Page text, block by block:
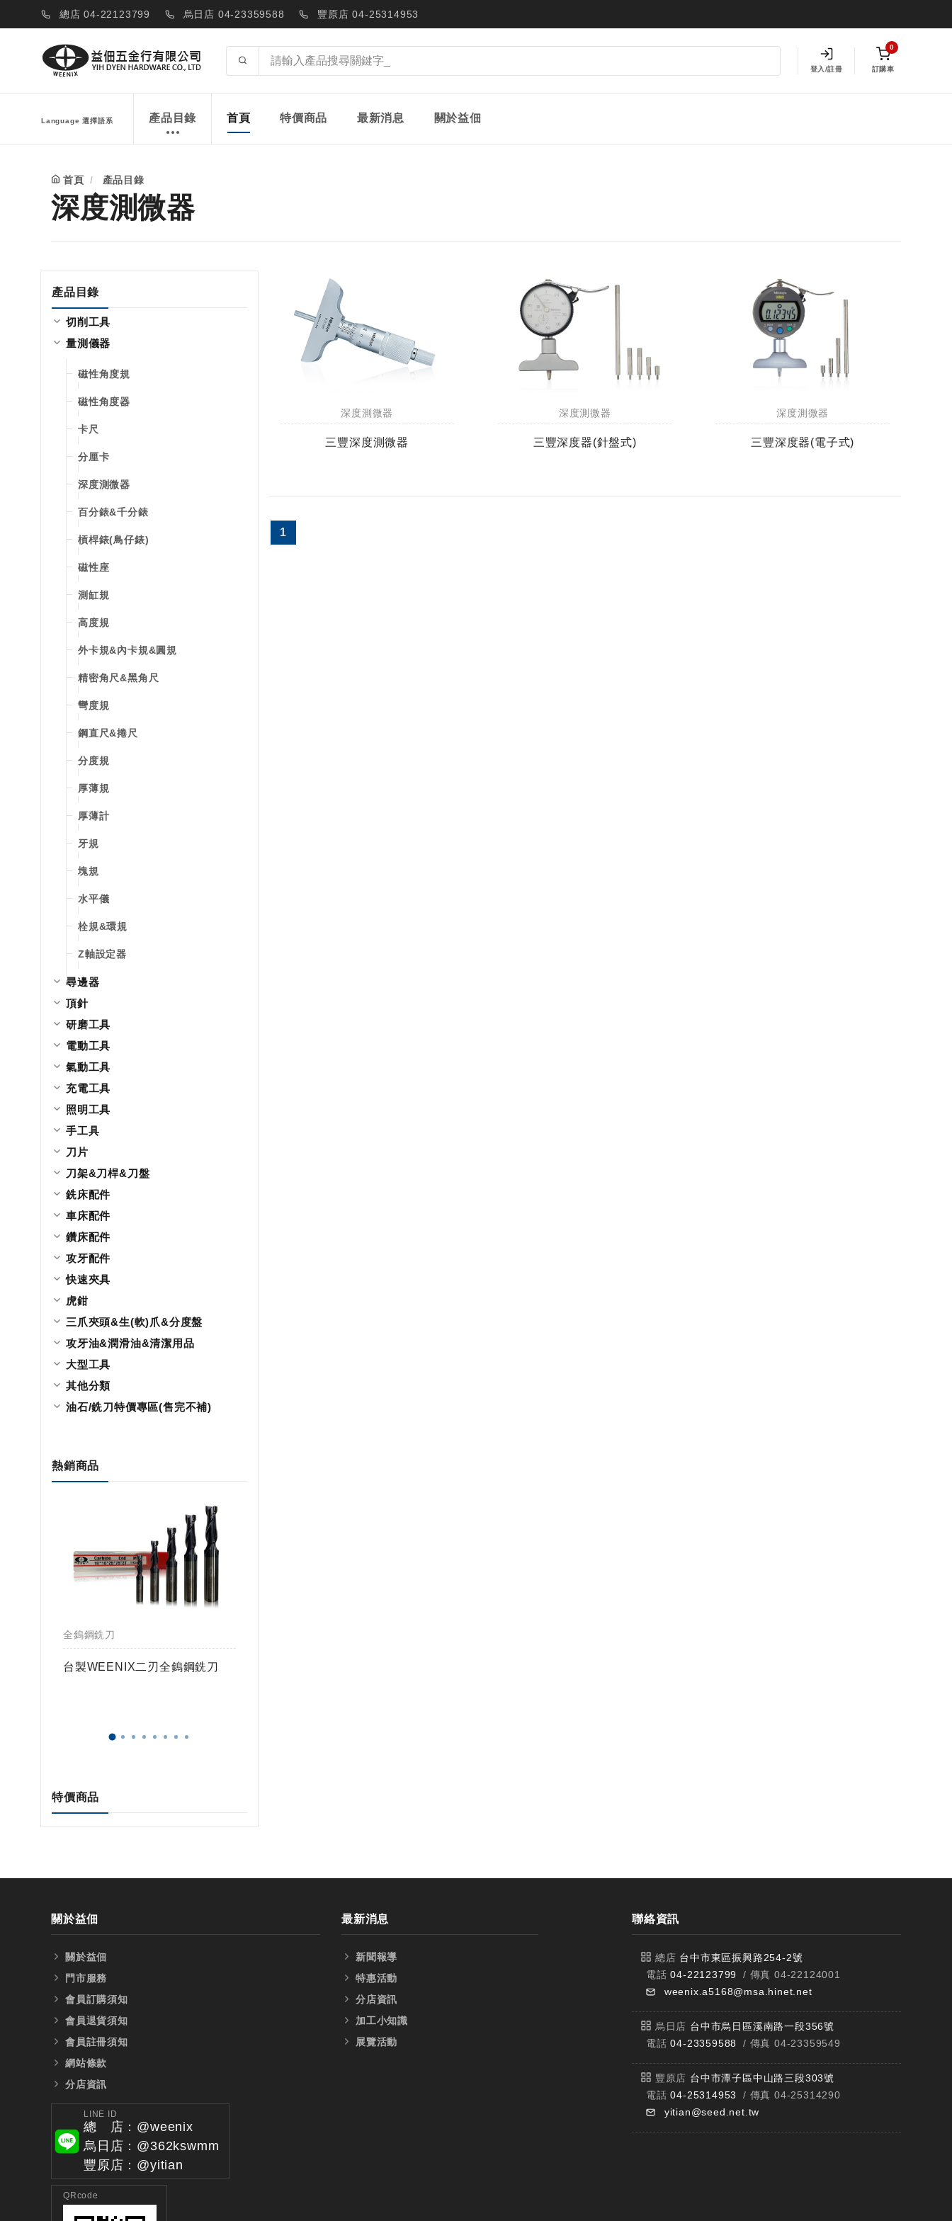
總店 04-22123799 烏日店 04-23359588 豐原店 04-25314953
登入/註冊
0
訂購車
Language 選擇語系 產品目錄 首頁 特價商品 最新消息 關於益佃
首頁 產品目錄
深度測微器
產品目錄
切削工具
量測儀器
磁性角度規
磁性角度器
卡尺
分厘卡
深度測微器
百分錶&千分錶
槓桿錶(鳥仔錶)
磁性座
測缸規
高度規
外卡規&內卡規&圓規
精密角尺&黑角尺
彎度規
鋼直尺&捲尺
分度規
厚薄規
厚薄計
牙規
塊規
水平儀
栓規&環規
Z軸設定器
尋邊器
頂針
研磨工具
電動工具
氣動工具
充電工具
照明工具
手工具
刀片
刀架&刀桿&刀盤
銑床配件
車床配件
鑽床配件
攻牙配件
快速夾具
虎鉗
三爪夾頭&生(軟)爪&分度盤
攻牙油&潤滑油&清潔用品
大型工具
其他分類
油石/銑刀特價專區(售完不補)
熱銷商品
全鎢鋼銑刀
台製WEENIX二刃全鎢鋼銑刀
特價商品
深度測微器
三豐深度測微器
深度測微器
三豐深度器(針盤式)
深度測微器
三豐深度器(電子式)
1
關於益佃
關於益佃
門市服務
會員訂購須知
會員退貨須知
會員註冊須知
網站條款
分店資訊
LINE ID
總 店：@weenix
烏日店：@362kswmm
豐原店：@yitian
QRcode
最新消息
新聞報導
特惠活動
分店資訊
加工小知識
展覽活動
聯絡資訊
總店 台中市東區振興路254-2號
電話04-22123799
/ 傳真 04-22124001
weenix.a5168@msa.hinet.net
烏日店 台中市烏日區溪南路一段356號
電話04-23359588 / 傳真 04-23359549
豐原店 台中市潭子區中山路三段303號
電話04-25314953
/ 傳真 04-25314290
yitian@seed.net.tw